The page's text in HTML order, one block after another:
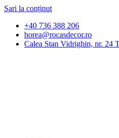
Sari la conținut
+40 736 388 206
horea@rocasdecor.ro
Calea Stan Vidrighin, nr. 24